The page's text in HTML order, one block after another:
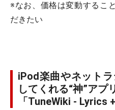
※なお、価格は変動するこ
だきたい
iPod楽曲やネット
してくれる“神”アプ
「TuneWiki - Lyrics